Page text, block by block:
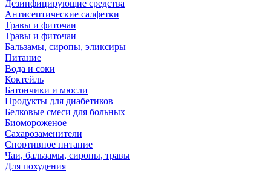
Дезинфицирующие средства
Антисептические салфетки
Травы и фиточаи
Травы и фиточаи
Бальзамы, сиропы, эликсиры
Питание
Вода и соки
Коктейль
Батончики и мюсли
Продукты для диабетиков
Белковые смеси для больных
Биомороженое
Сахарозаменители
Спортивное питание
Чаи, бальзамы, сиропы, травы
Для похудения